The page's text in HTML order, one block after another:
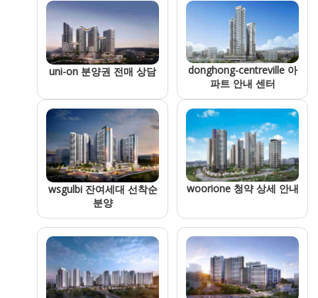
uni-on 분양권 전매 상담
donghong-centreville 아
파트 안내 센터
wsgulbi 잔여세대 선착순
분양
woorione 청약 상세 안내